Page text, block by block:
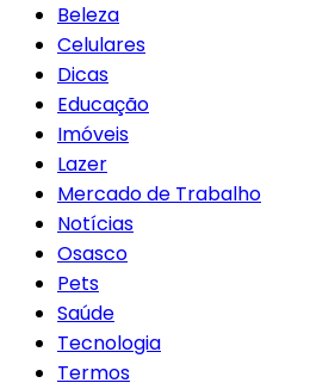
Beleza
Celulares
Dicas
Educação
Imóveis
Lazer
Mercado de Trabalho
Notícias
Osasco
Pets
Saúde
Tecnologia
Termos